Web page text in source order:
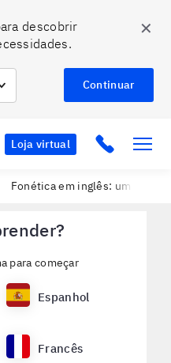
descobrir
Continuar
✕
Loja virtual Click to
Fonética em inglês: um guia
para começar
Espanhol
Francês